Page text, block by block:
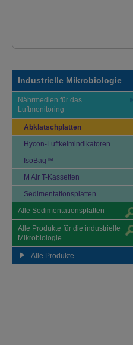
Industrielle Mikrobiologie
Nährmedien für das
Luftmonitoring
Abklatschplatten
Hycon-Luftkeimindikatoren
IsoBag™
M Air T-Kassetten
Sedimentationsplatten
Alle Sedimentationsplatten
Alle Produkte für die industrielle
Mikrobiologie
Alle Produkte